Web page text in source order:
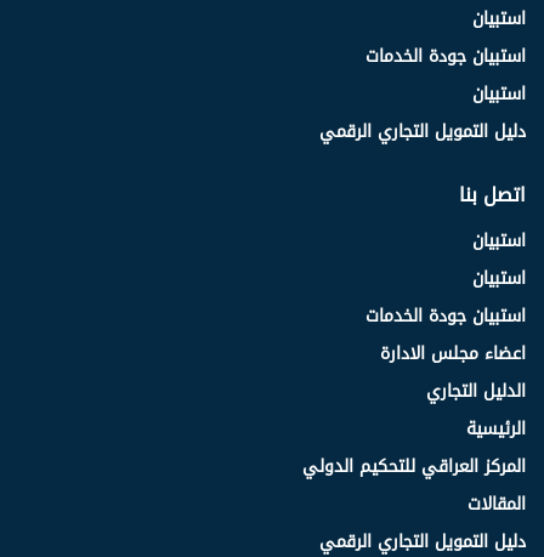
استبيان
استبيان جودة الخدمات
استبيان
دليل التمويل التجاري الرقمي
اتصل بنا
استبيان
استبيان
استبيان جودة الخدمات
اعضاء مجلس الادارة
الدليل التجاري
الرئيسية
المركز العراقي للتحكيم الدولي
المقالات
دليل التمويل التجاري الرقمي